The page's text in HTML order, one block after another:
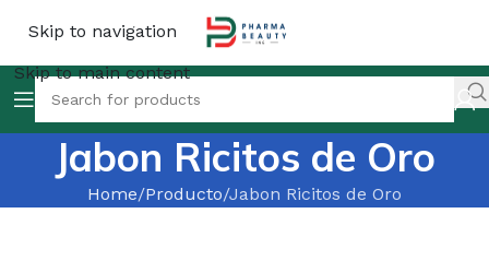
Skip to navigation
Skip to main content
Jabon Ricitos de Oro
Home Producto Jabon Ricitos de Oro